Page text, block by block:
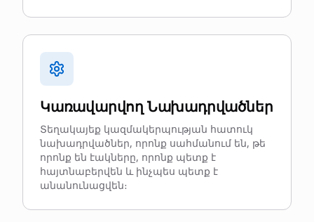
Կառավարվող Նախադրվածներ
Տեղակայեք կազմակերպության հատուկ
նախադրվածներ, որոնք սահմանում են, թե
որոնք են էակները, որոնք պետք է
հայտնաբերվեն և ինչպես պետք է
անանունացվեն։